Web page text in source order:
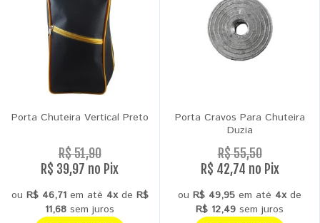
Porta Chuteira Vertical Preto
R$ 51,90
R$ 39,97 no Pix
ou R$ 46,71em até 4xde R$
11,68 sem juros
Porta Cravos Para Chuteira
Duzia
R$ 55,50
R$ 42,74 no Pix
ou R$ 49,95 em até 4xde
R$ 12,49 sem juros